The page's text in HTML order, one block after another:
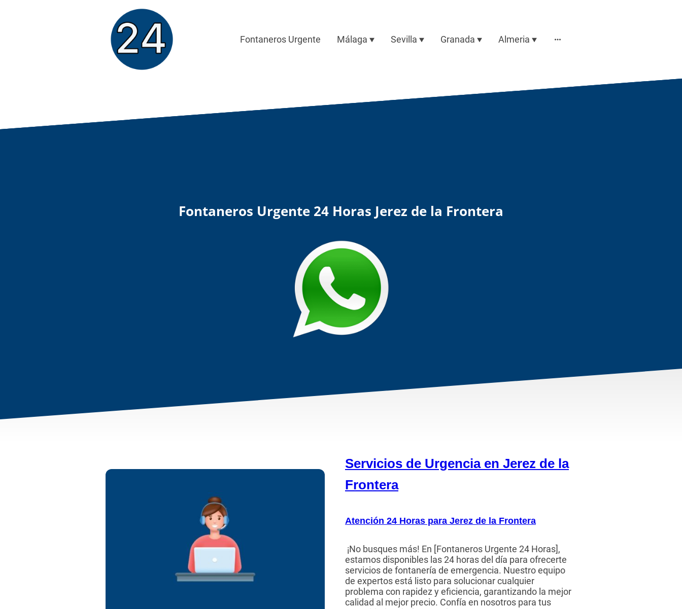
Fontaneros Urgente Málaga Sevilla Granada Almeria
Fontaneros Urgente 24 Horas Jerez de la Frontera
Servicios de Urgencia en Jerez de la
Frontera
Atención 24 Horas para Jerez de la Frontera
¡No busques más! En [Fontaneros Urgente 24 Horas],
estamos disponibles las 24 horas del día para ofrecerte
servicios de fontanería de emergencia. Nuestro equipo
de expertos está listo para solucionar cualquier
problema con rapidez y eficiencia, garantizando la mejor
calidad al mejor precio. Confía en nosotros para tus